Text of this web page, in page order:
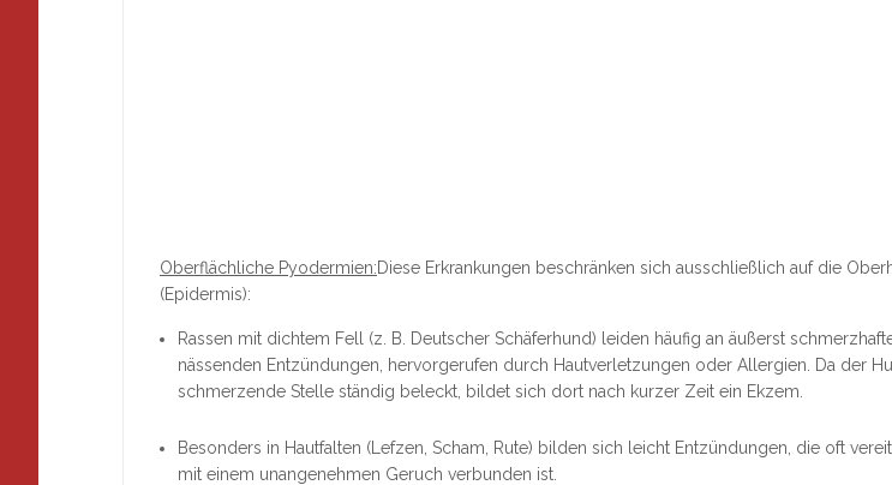
Oberflächliche Pyodermien:Diese Erkrankungen beschränken sich ausschließlich auf die
(Epidermis):
Rassen mit dichtem Fell (z. B. Deutscher Schäferhund) leiden häufig an äußerst
nässenden Entzündungen, hervorgerufen durch Hautverletzungen oder Allergien. Da der
schmerzende Stelle ständig beleckt, bildet sich dort nach kurzer Zeit ein Ekzem.
Besonders in Hautfalten (Lefzen, Scham, Rute) bilden sich leicht Entzündungen, die oft
mit einem unangenehmen Geruch verbunden ist.